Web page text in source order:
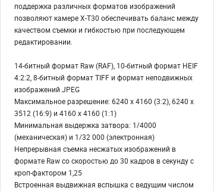
поддержка различных форматов изображений
позволяют камере X-T30 обеспечивать баланс между
качеством съемки и гибкостью при последующем
редактировании.
14-битный формат Raw (RAF), 10-битный формат HEIF
4:2:2, 8-битный формат TIFF и формат неподвижных
изображений JPEG
Максимальное разрешение: 6240 x 4160 (3:2), 6240 x
3512 (16:9) и 4160 x 4160 (1:1)
Минимальная выдержка затвора: 1/4000
(механическая) и 1/32 000 (электронная)
Непрерывная съемка несжатых изображений в
формате Raw со скоростью до 30 кадров в секунду с
кроп-фактором 1,25
Встроенная выдвижная вспышка с ведущим числом